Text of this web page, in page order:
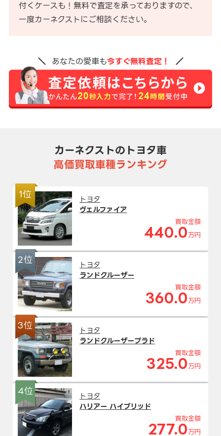
付くケースも！無料で査定を承っておりますので、
一度カーネクストにご相談ください。
あなたの愛車も今すぐ無料査定！
カーネクストのトヨタ車
高価買取車種ランキング
1位
トヨタ
ヴェルファイア
買取金額
440.0 万円
2位
トヨタ
ランドクルーザー
買取金額
360.0 万円
3位
トヨタ
ランドクルーザープラド
買取金額
325.0 万円
4位
トヨタ
ハリアー ハイブリッド
買取金額
277.0 万円